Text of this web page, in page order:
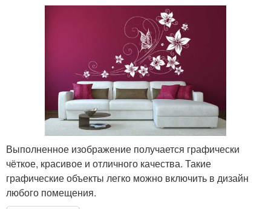
Выполненное изображение получается графически
чёткое, красивое и отличного качества. Такие
графические объекты легко можно включить в дизайн
любого помещения.